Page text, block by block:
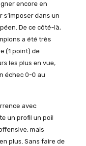
encore en
s’imposer dans un
De ce côté-là,
a été très
(1 point) de
les plus en vue,
échec 0-0 au
avec
un profil un poil
mais
plus. Sans faire de